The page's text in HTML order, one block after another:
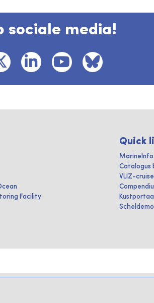
sociale media!
Facility
Quick
MarineInfo
Catalogus
VLIZ-
Kustportaal